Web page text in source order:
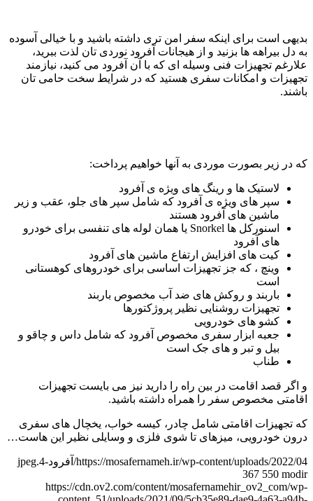
بدیهی است برای اینکه سفر امن تری داشته باشید و با خیالی آسوده
به دل بیراهه ها بزنید و از هیجانات آفرود نوردی تان لذت ببرید،
علارغم تجهیزات فنی وسیله ای که با آن آفرود می کنید، نیازمند
تجهیزات و امکانات سفری هستید که در شرایط سخت حامی تان
باشند.
که در زیر بصورت موردی به آنها خواهیم پرداخت:
لاستیک ها و رینگ های ویژه ی آفرود
سپر های ویژه ی آفرود که شامل سپر های جلو، عقب و زیر
ماشین های آفرود هستند
اسنورکل ها Snorkel یا همان لوله های تنفسی برای خودرو
های آفرود
کیت های افزایش ارتفاع ماشین های آفرود
وینچ ، که جز تجهیزات اساسی برای خودروهای کوهستانی
است
باربند و روکش های ضد آب مخصوص باربند
تجهیزات روشنایی نظیر پروژکتورها
کشو های خودرویی
جعبه ابزار سفری مخصوص آفرود که شامل داس و چاقو و
بیل و تبر و های جک است
طناب
و اگر قصد اقامت در بین راه را دارید نیز می بایست تجهیزات
اقامتی مخصوص سفر را همراه داشته باشید.
که تجهیزات اقامتی شامل چادر، کیسه خواب، یخچال های سفری
درون خودرویی، میزهای تا شوی فلزی و وسایلی نظیر این هاست…
https://mosafernameh.ir/wp-content/uploads/2022/04/آفرود-4.jpeg
367 550 modir
https://cdn.ov2.com/content/mosafernamehir_ov2_com/wp-